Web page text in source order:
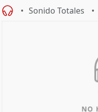
Sonido Totales